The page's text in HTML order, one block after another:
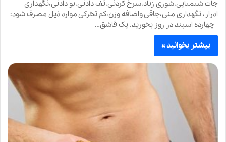
جات شیمیایی،شوری زیاد،سرخ کردنی،تَف دادنی،بو دادنی،نگهداری
ادرار، نگهداری منی،چاقی واضافه وزن،کم تحّرکی موارد ذیل مصرف شود:
چهارده اسپند در روز بخورید. یک قاشق…
بیشتر بخوانید »